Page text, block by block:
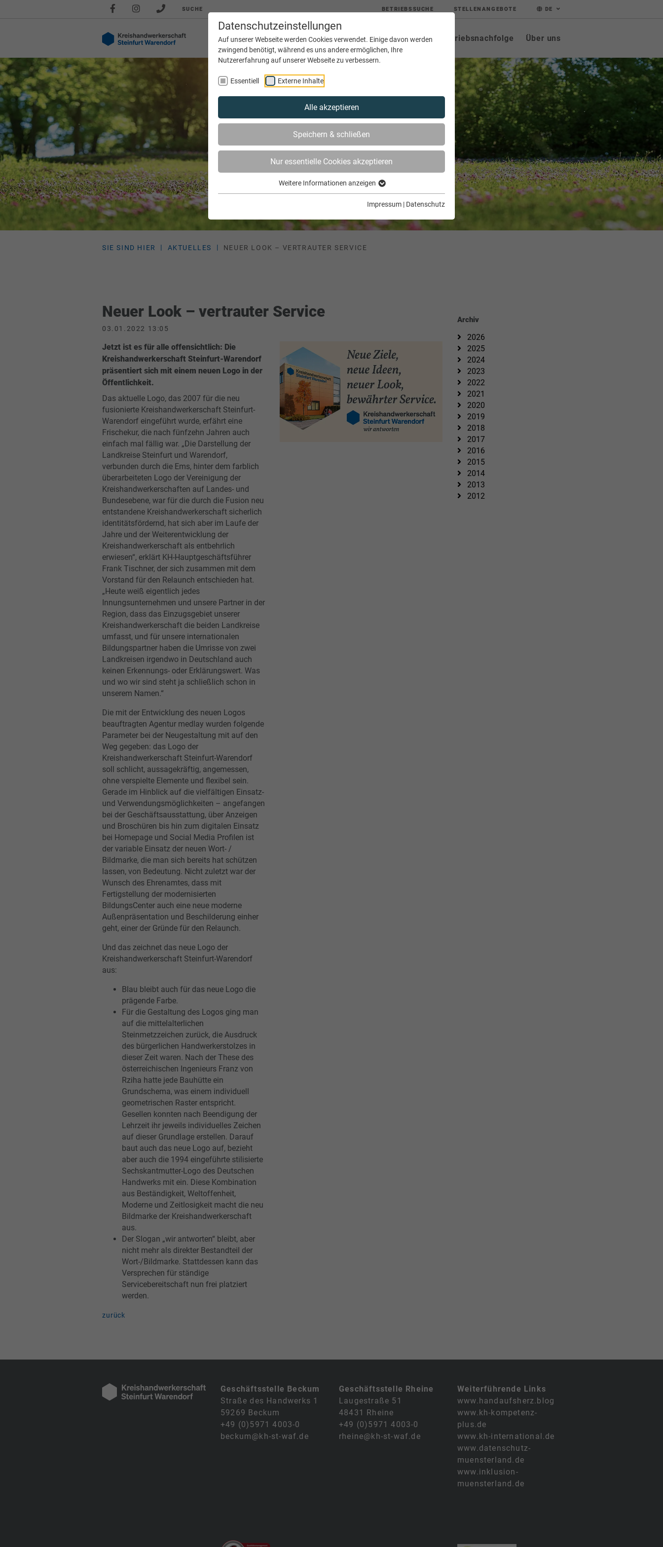
Datenschutzeinstellungen
Auf unserer Webseite werden Cookies verwendet. Einige davon werden
zwingend benötigt, während es uns andere ermöglichen, Ihre
Nutzererfahrung auf unserer Webseite zu verbessern.
Essentiell Externe Inhalte
Alle akzeptieren
Speichern & schließen
Nur essentielle Cookies akzeptieren
Weitere Informationen anzeigen
Impressum | Datenschutz
SUCHE BETRIEBSSUCHE STELLENANGEBOTE DE
Aktuelles Service Bildung Innungen Netzwerke Betriebsnachfolge Über uns
SIE SIND HIER AKTUELLES NEUER LOOK – VERTRAUTER SERVICE
Neuer Look – vertrauter Service
03.01.2022 13:05
Jetzt ist es für alle offensichtlich: Die
Kreishandwerkerschaft Steinfurt-Warendorf
präsentiert sich mit einem neuen Logo in der
Öffentlichkeit.
Das aktuelle Logo, das 2007 für die neu
fusionierte Kreishandwerkerschaft Steinfurt-
Warendorf eingeführt wurde, erfährt eine
Frischekur, die nach fünfzehn Jahren auch
einfach mal fällig war. „Die Darstellung der
Landkreise Steinfurt und Warendorf,
verbunden durch die Ems, hinter dem farblich
überarbeiteten Logo der Vereinigung der
Kreishandwerkerschaften auf Landes- und
Bundesebene, war für die durch die Fusion neu
entstandene Kreishandwerkerschaft sicherlich
identitätsfördernd, hat sich aber im Laufe der
Jahre und der Weiterentwicklung der
Kreishandwerkerschaft als entbehrlich
erwiesen“, erklärt KH-Hauptgeschäftsführer
Frank Tischner, der sich zusammen mit dem
Vorstand für den Relaunch entschieden hat.
„Heute weiß eigentlich jedes
Innungsunternehmen und unsere Partner in der
Region, dass das Einzugsgebiet unserer
Kreishandwerkerschaft die beiden Landkreise
umfasst, und für unsere internationalen
Bildungspartner haben die Umrisse von zwei
Landkreisen irgendwo in Deutschland auch
keinen Erkennungs- oder Erklärungswert. Was
und wo wir sind steht ja schließlich schon in
unserem Namen.“
Die mit der Entwicklung des neuen Logos
beauftragten Agentur medlay wurden folgende
Parameter bei der Neugestaltung mit auf den
Weg gegeben: das Logo der
Kreishandwerkerschaft Steinfurt-Warendorf
soll schlicht, aussagekräftig, angemessen,
ohne verspielte Elemente und flexibel sein.
Gerade im Hinblick auf die vielfältigen Einsatz-
und Verwendungsmöglichkeiten – angefangen
bei der Geschäftsausstattung, über Anzeigen
und Broschüren bis hin zum digitalen Einsatz
bei Homepage und Social Media Profilen ist
der variable Einsatz der neuen Wort- /
Bildmarke, die man sich bereits hat schützen
lassen, von Bedeutung. Nicht zuletzt war der
Wunsch des Ehrenamtes, dass mit
Fertigstellung der modernisierten
BildungsCenter auch eine neue moderne
Außenpräsentation und Beschilderung einher
geht, einer der Gründe für den Relaunch.
Und das zeichnet das neue Logo der
Kreishandwerkerschaft Steinfurt-Warendorf
aus:
Blau bleibt auch für das neue Logo die
prägende Farbe.
Für die Gestaltung des Logos ging man
auf die mittelalterlichen
Steinmetzzeichen zurück, die Ausdruck
des bürgerlichen Handwerkerstolzes in
dieser Zeit waren. Nach der These des
österreichischen Ingenieurs Franz von
Rziha hatte jede Bauhütte ein
Grundschema, was einem individuell
geometrischen Raster entspricht.
Gesellen konnten nach Beendigung der
Lehrzeit ihr jeweils individuelles Zeichen
auf dieser Grundlage erstellen. Darauf
baut auch das neue Logo auf, bezieht
aber auch die 1994 eingeführte stilisierte
Sechskantmutter-Logo des Deutschen
Handwerks mit ein. Diese Kombination
aus Beständigkeit, Weltoffenheit,
Moderne und Zeitlosigkeit macht die neu
Bildmarke der Kreishandwerkerschaft
aus.
Der Slogan „wir antworten“ bleibt, aber
nicht mehr als direkter Bestandteil der
Wort-/Bildmarke. Stattdessen kann das
Versprechen für ständige
Servicebereitschaft nun frei platziert
werden.
zurück
Archiv
2026
2025
2024
2023
2022
2021
2020
2019
2018
2017
2016
2015
2014
2013
2012
Geschäftsstelle Beckum
Straße des Handwerks 1
59269 Beckum
+49 (0)5971 4003-0
beckum@kh-st-waf.de
Geschäftsstelle Rheine
Laugestraße 51
48431 Rheine
+49 (0)5971 4003-0
rheine@kh-st-waf.de
Weiterführende Links
www.handaufsherz.blog
www.kh-kompetenz-
plus.de
www.kh-international.de
www.datenschutz-
muensterland.de
www.inklusion-
muensterland.de